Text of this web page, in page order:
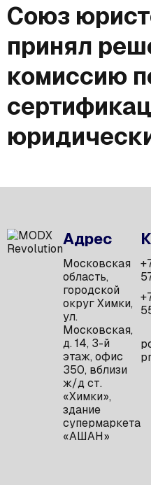
Союз
принял
комиссию
Адрес
Московская
область,
городской
округ Химки,
ул.
Московская,
д. 14, 3-й
этаж, офис
350, вблизи
ж/д ст.
«Химки»,
здание
супермаркета
«АШАН»